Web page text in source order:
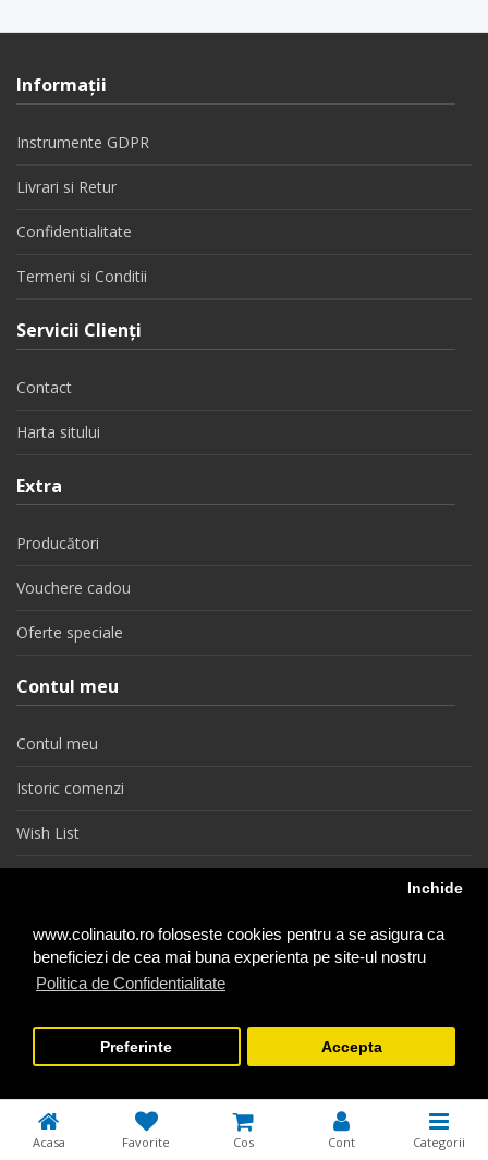
www.colinauto.ro foloseste cookies pentru a se asigura ca
beneficiezi de cea mai buna experienta pe site-ul nostru
Politica de Confidentialitate
Inchide
Preferinte Accepta
Acasa Favorite Cos Cont Categorii
Informaţii
Instrumente GDPR
Livrari si Retur
Confidentialitate
Termeni si Conditii
Servicii Clienţi
Contact
Harta sitului
Extra
Producători
Vouchere cadou
Oferte speciale
Contul meu
Contul meu
Istoric comenzi
Wish List
− 1 + Adauga in Cos